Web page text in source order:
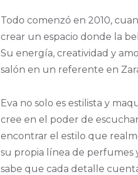
Todo comenzó en 2010,
crear un espacio donde la
Su energía, creatividad y
salón en un referente en
Eva no solo es estilista y
cree en el poder de
encontrar el estilo que
su propia línea de
sabe que cada detalle
Más que un